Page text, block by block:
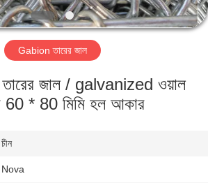
Gabion তারের জাল
তারের জাল / galvanized ওয়াল
60 * 80 মিমি হল আকার
চীন
Nova